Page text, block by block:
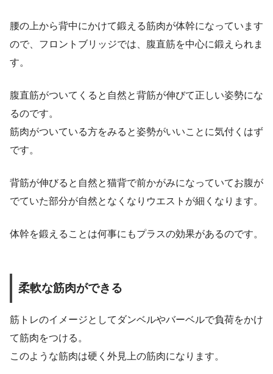
腰の上から背中にかけて鍛える筋肉が体幹になっています
ので、フロントブリッジでは、腹直筋を中心に鍛えられま
す。
腹直筋がついてくると自然と背筋が伸びて正しい姿勢にな
るのです。
筋肉がついている方をみると姿勢がいいことに気付くはず
です。
背筋が伸びると自然と猫背で前かがみになっていてお腹が
でていた部分が自然となくなりウエストが細くなります。
体幹を鍛えることは何事にもプラスの効果があるのです。
柔軟な筋肉ができる
筋トレのイメージとしてダンベルやバーベルで負荷をかけ
て筋肉をつける。
このような筋肉は硬く外見上の筋肉になります。